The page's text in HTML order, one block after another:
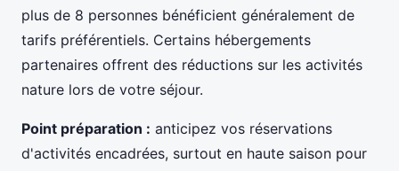
plus de 8 personnes bénéficient généralement de
tarifs préférentiels. Certains hébergements
partenaires offrent des réductions sur les activités
nature lors de votre séjour.
Point préparation : anticipez vos réservations
d'activités encadrées, surtout en haute saison pour